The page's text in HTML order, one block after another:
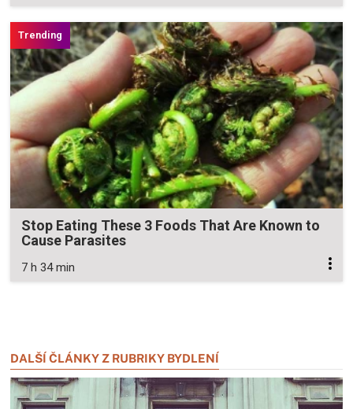
Stop Eating These 3 Foods That Are Known to
Cause Parasites
7 h 34 min
DALŠÍ ČLÁNKY Z RUBRIKY BYDLENÍ